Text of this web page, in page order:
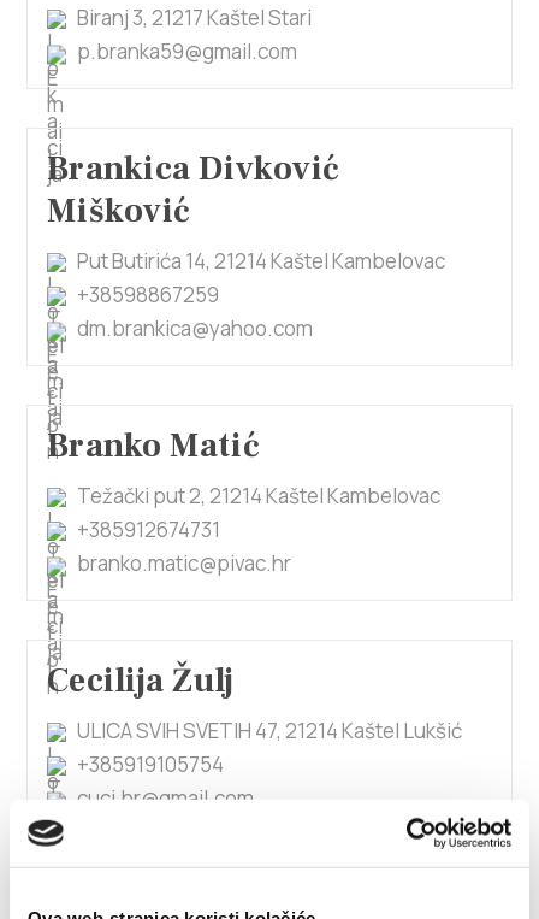
Biranj 3, 21217 Kaštel Stari
p.branka59@gmail.com
Brankica Divković
Mišković
Put Butirića 14, 21214 Kaštel Kambelovac
+38598867259
dm.brankica@yahoo.com
Branko Matić
Težački put 2, 21214 Kaštel Kambelovac
+385912674731
branko.matic@pivac.hr
Cecilija Žulj
ULICA SVIH SVETIH 47, 21214 Kaštel Lukšić
+385919105754
cuci.hr@gmail.com
1/4